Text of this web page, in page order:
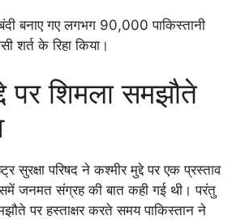
बनाए गए लगभग 90,000 पाकिस्तानी
शर्त के रिहा किया।
पर शिमला समझौते
सुरक्षा परिषद ने कश्मीर मुद्दे पर एक प्रस्ताव
जनमत संग्रह की बात कही गई थी। परंतु
पर हस्ताक्षर करते समय पाकिस्तान ने